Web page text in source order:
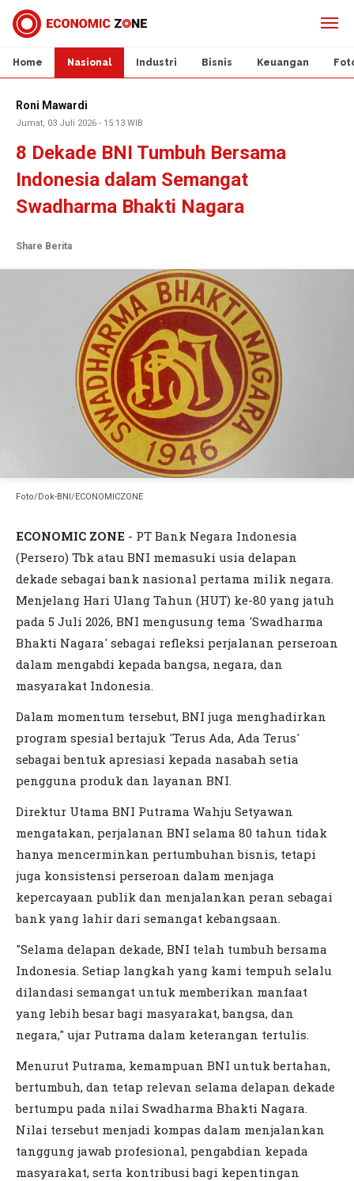
Home Nasional Industri Bisnis Keuangan
Roni Mawardi
Jumat, 03 Juli 2026 - 15:13 WIB
8 Dekade BNI Tumbuh Bersama
Indonesia dalam Semangat
Swadharma Bhakti Nagara
Share Berita
Foto/Dok-BNI/ECONOMICZONE
ECONOMIC ZONE - PT Bank Negara Indonesia
(Persero) Tbk atau BNI memasuki usia delapan
dekade sebagai bank nasional pertama milik negara.
Menjelang Hari Ulang Tahun (HUT) ke-80 yang jatuh
pada 5 Juli 2026, BNI mengusung tema 'Swadharma
Bhakti Nagara' sebagai refleksi perjalanan perseroan
dalam mengabdi kepada bangsa, negara, dan
masyarakat Indonesia.
Dalam momentum tersebut, BNI juga menghadirkan
program spesial bertajuk 'Terus Ada, Ada Terus'
sebagai bentuk apresiasi kepada nasabah setia
pengguna produk dan layanan BNI.
Direktur Utama BNI Putrama Wahju Setyawan
mengatakan, perjalanan BNI selama 80 tahun tidak
hanya mencerminkan pertumbuhan bisnis, tetapi
juga konsistensi perseroan dalam menjaga
kepercayaan publik dan menjalankan peran sebagai
bank yang lahir dari semangat kebangsaan.
"Selama delapan dekade, BNI telah tumbuh bersama
Indonesia. Setiap langkah yang kami tempuh selalu
dilandasi semangat untuk memberikan manfaat
yang lebih besar bagi masyarakat, bangsa, dan
negara," ujar Putrama dalam keterangan tertulis.
Menurut Putrama, kemampuan BNI untuk bertahan,
bertumbuh, dan tetap relevan selama delapan dekade
bertumpu pada nilai Swadharma Bhakti Nagara.
Nilai tersebut menjadi kompas dalam menjalankan
tanggung jawab profesional, pengabdian kepada
masyarakat, serta kontribusi bagi kepentingan